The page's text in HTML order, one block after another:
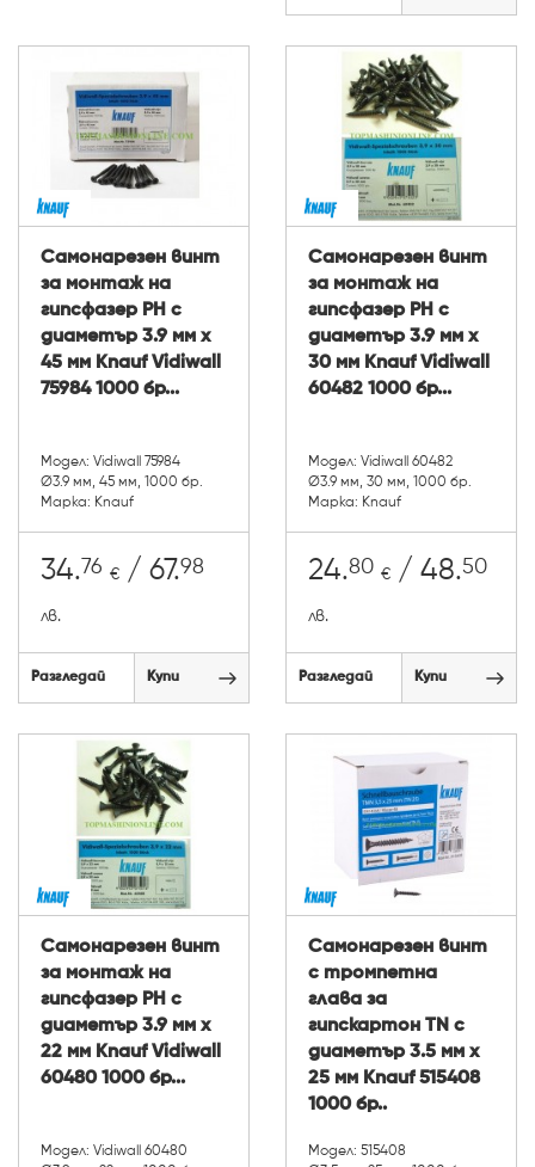
Самонарезен винт
за монтаж на
гипсфазер PH с
диаметър 3.9 мм х
45 мм Knauf Vidiwall
75984 1000 бр...
Модел: Vidiwall 75984
Ø3.9 мм, 45 мм, 1000 бр.
Марка: Knauf
34.76 € / 67.98
лв.
Разгледай Купи
Самонарезен винт
за монтаж на
гипсфазер PH с
диаметър 3.9 мм х
30 мм Knauf Vidiwall
60482 1000 бр...
Модел: Vidiwall 60482
Ø3.9 мм, 30 мм, 1000 бр.
Марка: Knauf
24.80 € / 48.50
лв.
Разгледай Купи
Самонарезен винт
за монтаж на
гипсфазер PH с
диаметър 3.9 мм х
22 мм Knauf Vidiwall
60480 1000 бр...
Модел: Vidiwall 60480
Самонарезен винт
с тромпетна
глава за
гипскартон TN с
диаметър 3.5 мм х
25 мм Knauf 515408
1000 бр..
Модел: 515408